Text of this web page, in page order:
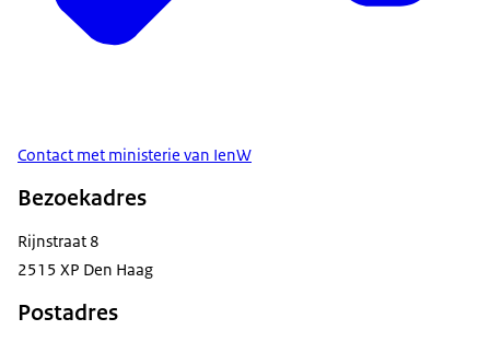
Contact met ministerie van IenW
Bezoekadres
Rijnstraat 8
2515 XP Den Haag
Postadres